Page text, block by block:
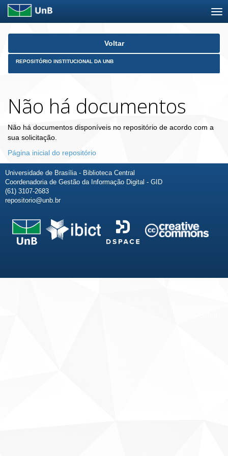
Skip
Voltar
REPOSITÓRIO INSTITUCIONAL DA UNB
Não há documentos
Não há documentos disponíveis no repositório de acordo com a
sua solicitação.
Página inicial do repositório
Universidade de Brasília - Biblioteca Central
Coordenadoria de Gestão da Informação Digital - GID
(61) 3107-2683
repositorio@unb.br